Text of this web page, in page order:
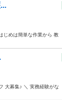
じめは簡単な作業から 教
大募集♪ ＼ 実務経験がな